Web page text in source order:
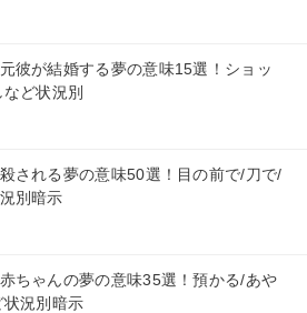
元彼が結婚する夢の意味15選！ショッ
ど状況別
殺される夢の意味50選！目の前で/刀で/
別暗示
赤ちゃんの夢の意味35選！預かる/あや
況別暗示